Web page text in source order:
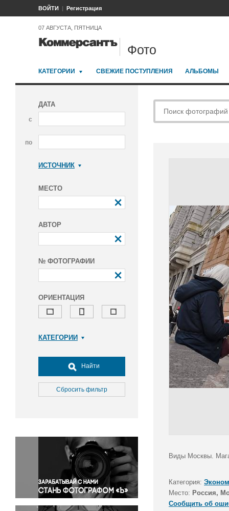
ВОЙТИ Регистрация
07 АВГУСТА, ПЯТНИЦА
Фото
КАТЕГОРИИ СВЕЖИЕ ПОСТУПЛЕНИЯ АЛЬБОМЫ
ДАТА
с
по
ИСТОЧНИК
МЕСТО
АВТОР
№ ФОТОГРАФИИ
ОРИЕНТАЦИЯ
КАТЕГОРИИ
Досуг, туризм и отдых
Культура
Медицина
Окружающая среда
Политика
Правосудие
Происшествия и конфликты
Религия
Светская жизнь
Найти
Сбросить фильтр
Виды Москвы.
Категория:
Место: Россия,
Сообщить об